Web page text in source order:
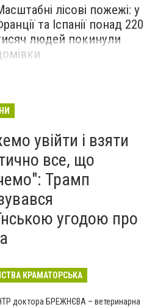
лісові пожежі: у
та Іспанії понад 220
людей покинули
увійти і взяти
все, що
Трамп
угодою про
КРАМАТОРСЬКА
доктора БРЕЖНЄВА – ветеринарна